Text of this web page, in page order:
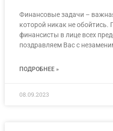
Финансовые задачи –
которой никак не
финансисты в лице всех
поздравляем Вас с
ПОДРОБНЕЕ »
08.09.2023